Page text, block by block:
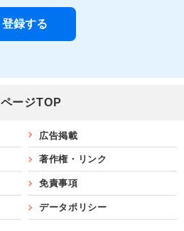
ページTOP
広告掲載
著作権・リンク
免責事項
データポリシー